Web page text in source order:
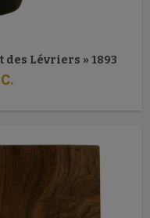
des Lévriers » 1893